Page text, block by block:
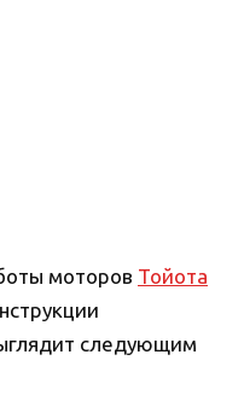
моторов Тойота
следующим